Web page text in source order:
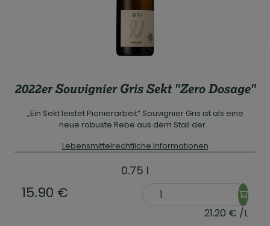
2022er Souvignier Gris Sekt "Zero Dosage"
„Ein Sekt leistet Pionierarbeit“ Souvignier Gris ist als eine
neue robuste Rebe aus dem Stall der...
Lebensmittelrechtliche Informationen
0.75 l
15.90 €
21.20 € /L